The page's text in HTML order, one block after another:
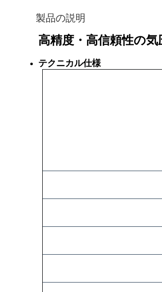
製品の説明
高精度・高信頼性の
テクニカル仕様